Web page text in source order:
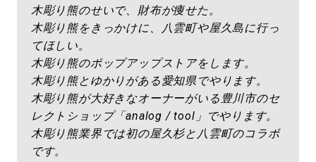
木彫り熊のせいで、財布が痩せた。
木彫り熊をきっかけに、八雲町や屋久島に行っ
てほしい。
木彫り熊のポップアップストアをします。
木彫り熊とゆかりがある愛知県でやります。
木彫り熊が大好きなオーナーがいる豊川市のセ
レクトショップ「analog / tool」でやります。
木彫り熊業界では初の屋久杉と八雲町のコラボ
です。